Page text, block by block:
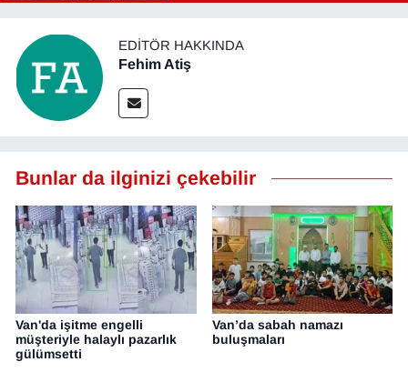
EDITÖR HAKKINDA
Fehim Atiş
Bunlar da ilginizi çekebilir
Van'da işitme engelli
müşteriyle halaylı pazarlık
gülümsetti
Van’da sabah namazı
buluşmaları